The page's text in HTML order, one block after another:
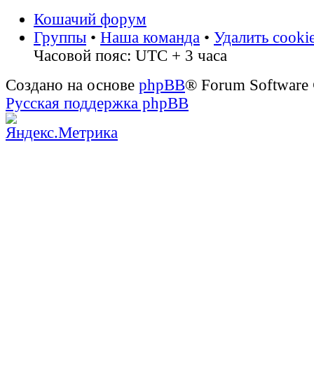
Кошачий форум
Группы • Наша команда • Удалить
Часовой пояс: UTC + 3 часа
Создано на основе phpBB® Forum
Русская поддержка phpBB